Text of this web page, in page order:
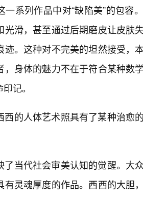
系列作品中对“缺陷美”的包容
滑，甚至通过后期磨皮让皮肤
。这种对不完美的坦然接受，
身体的魅力不在于符合某种数
记。
的人体艺术照具有了某种治愈
了当代社会审美认知的觉醒。大
灵魂厚度的作品。西西的大胆